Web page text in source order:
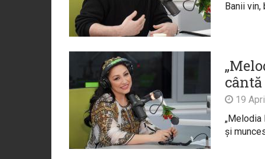
Banii vin,
19
„Melodia
și